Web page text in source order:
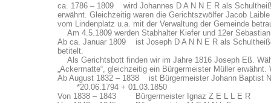
ca. 1786 – 1809 wird Johannes D A N N E R als
erwähnt. Gleichzeitig waren die Gerichtszwölfer Jacob
vom Lindenplatz u.a. mit der Verwaltung der Gemeinde
Am 4.5.1809 werden Stabhalter Kiefer und 12er
Ab ca. Januar 1809 ist Joseph D A N N E R als
betitelt.
Als Gerichtsbott finden wir im Jahre 1816 Joseph Eß.
„Ackermatte“, gleichzeitig ein Bürgermeister Müller
Ab August 1832 – 1838 ist Bürgermeister Johann Baptist
*20.06.1794 + 01.03.1850
Von 1838 – 1843 Bürgermeister Ignaz Z E L L E R